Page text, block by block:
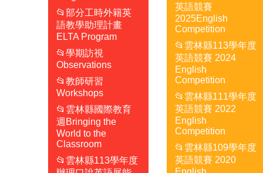
📂部分工時外籍英
語教學助理計畫
ELTA Program
📂學期訪視
Observations
📂教師研習
Workshops
📂雲林縣國際教育
週Bringing the
World to the
Classroom
📂雲林縣113學年度
英語競賽
2025English
Competition
📂雲林縣113學年度
英語競賽 2024
English
Competition
📂雲林縣111學年度
英語競賽 2022
English
Competition
📂雲林縣109學年度
英語競賽 2020